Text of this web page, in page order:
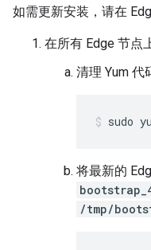
如需更新安装，请在
在所有 Edge 节点
清理 Yum 代
sudo
将最新的
/tmp/